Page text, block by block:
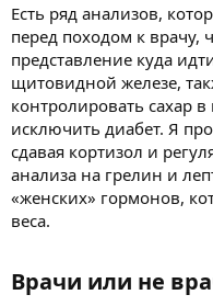
Есть ряд анализов,
перед походом к врачу,
представление куда
щитовидной железе,
контролировать сахар
исключить диабет. Я
сдавая кортизол и
анализа на грелин и
«женских» гормонов,
веса.
Врачи или не